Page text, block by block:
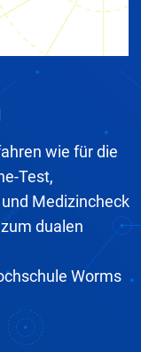
wie für die
Test,
Medizincheck
dualen
Worms